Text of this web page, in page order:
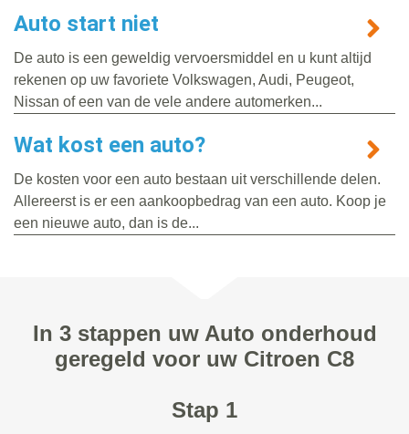
Auto start niet
De auto is een geweldig vervoersmiddel en u kunt altijd
rekenen op uw favoriete Volkswagen, Audi, Peugeot,
Nissan of een van de vele andere automerken...
Wat kost een auto?
De kosten voor een auto bestaan uit verschillende delen.
Allereerst is er een aankoopbedrag van een auto. Koop je
een nieuwe auto, dan is de...
In 3 stappen uw Auto onderhoud
geregeld voor uw Citroen C8
Stap 1